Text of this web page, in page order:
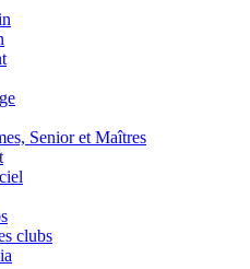
Senior et Maîtres
clubs